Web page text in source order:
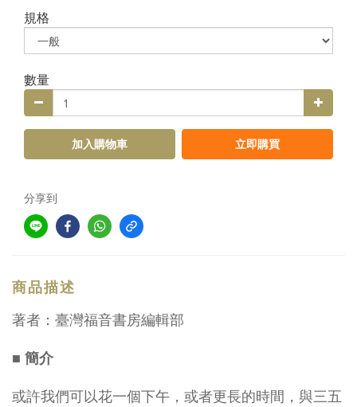
規格
數量
加入購物車 立即購買
分享到
商品描述
著者：臺灣福音書房編輯部
■ 簡介
或許我們可以花一個下午，或者更長的時間，與三五